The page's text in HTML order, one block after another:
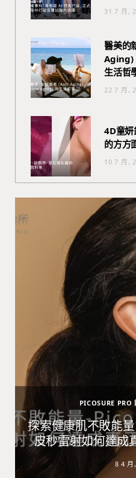
31 7 月,
醫美的
Aging)
生活哲
22 7 月,
4D童妍
的方方
10 7 月,
PICOSURE PRO
探索健康肌不敗能
皮秒雷射如何達成
8 4 月